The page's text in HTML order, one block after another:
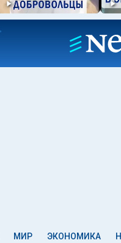
МИР ЭКОНОМИКА